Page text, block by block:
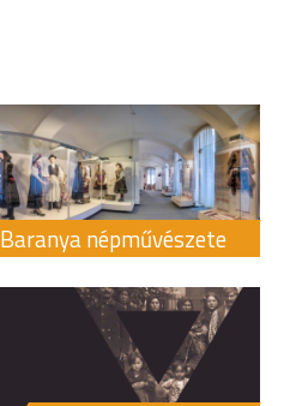
Baranya népművészete